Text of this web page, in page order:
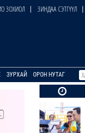
ЗОХИОЛ ЗИНДАА СЭТГҮҮЛ
ЗУРХАЙ ОРОН НУТАГ